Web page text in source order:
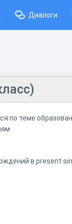
Диалоги
по теме
в present